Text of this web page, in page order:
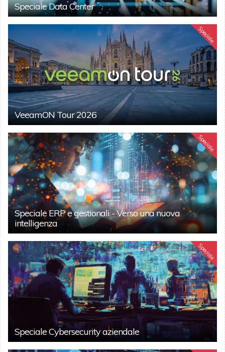
Speciale Data Center
Speciale
VeeamON Tour 2026
Speciale
Speciale ERP e gestionali - Verso una nuova
intelligenza
Speciale
Speciale Cybersecurity aziendale